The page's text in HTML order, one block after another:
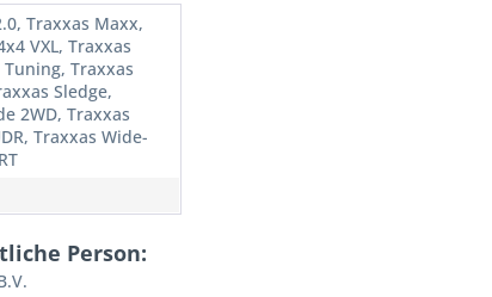
Traxxas Maxx,
VXL, Traxxas
Tuning, Traxxas
Sledge,
2WD, Traxxas
Traxxas Wide-
Person: